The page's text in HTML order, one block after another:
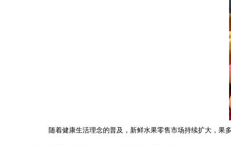
随着健康生活理念的普及，新鲜水果零售市场持续扩大，果